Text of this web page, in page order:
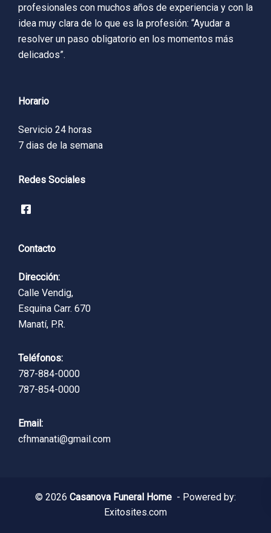
profesionales con muchos años de experiencia y con la
idea muy clara de lo que es la profesión: “Ayudar a
resolver un paso obligatorio en los momentos más
delicados”.
Horario
Servicio 24 horas
7 dias de la semana
Redes Sociales
Contacto
Dirección:
Calle Vendig,
Esquina Carr. 670
Manatí, P.R.
Teléfonos:
787-884-0000
787-854-0000
Email:
cfhmanati@gmail.com
© 2026 Casanova Funeral Home - Powered by:
Exitosites.com